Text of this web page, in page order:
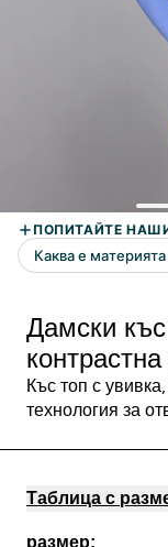
Дамски
Къс топ с
технология за
Таблица с
размер: